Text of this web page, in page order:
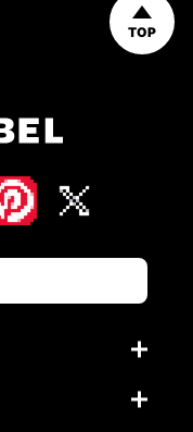
TOP